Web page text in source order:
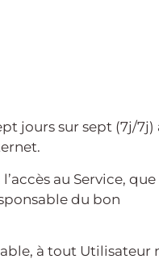
jours sur sept (7j/7j)
au Service, que
du bon
à tout Utilisateur